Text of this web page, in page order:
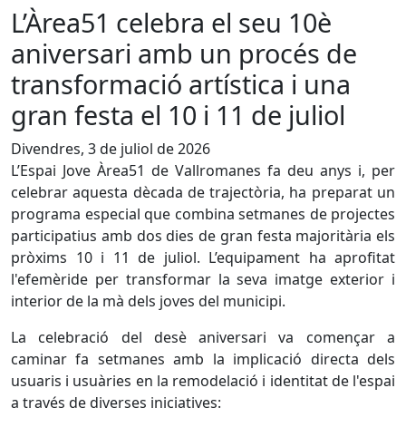
L’Àrea51 celebra el seu 10è
aniversari amb un procés de
transformació artística i una
gran festa el 10 i 11 de juliol
Divendres, 3 de juliol de 2026
L’Espai Jove Àrea51 de Vallromanes fa deu anys i, per
celebrar aquesta dècada de trajectòria, ha preparat un
programa especial que combina setmanes de projectes
participatius amb dos dies de gran festa majoritària els
pròxims 10 i 11 de juliol. L’equipament ha aprofitat
l'efemèride per transformar la seva imatge exterior i
interior de la mà dels joves del municipi.
La celebració del desè aniversari va començar a
caminar fa setmanes amb la implicació directa dels
usuaris i usuàries en la remodelació i identitat de l'espai
a través de diverses iniciatives: